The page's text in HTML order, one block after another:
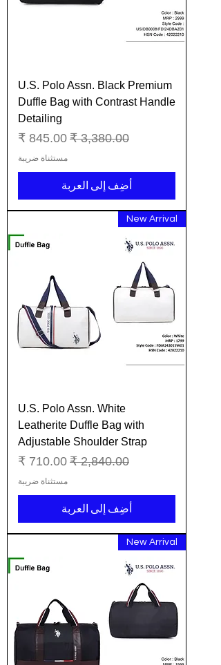
U.S. Polo Assn. Black Premium
Duffle Bag with Contrast Handle
Detailing
سعر عادي سعر البيع
مستثناة ضريبة
أضِف إلى العربة
New Arrival
U.S. Polo Assn. White
Leatherite Duffle Bag with
Adjustable Shoulder Strap
سعر عادي سعر البيع
مستثناة ضريبة
أضِف إلى العربة
New Arrival